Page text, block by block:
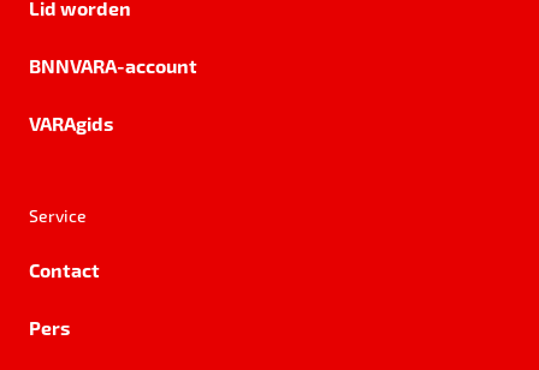
Lid worden
BNNVARA-account
VARAgids
Service
Contact
Pers